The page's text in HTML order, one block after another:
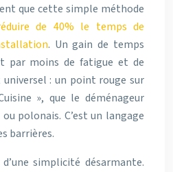
que cette simple méthode
de 40% le temps de
. Un gain de temps
par moins de fatigue et de
: un point rouge sur
», que le déménageur
polonais. C’est un langage
barrières.
simplicité désarmante.